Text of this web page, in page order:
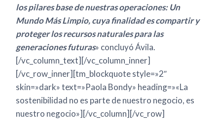
los pilares base de nuestras operaciones: Un
Mundo Más Limpio, cuya finalidad es compartir y
proteger los recursos naturales para las
generaciones futuras» concluyó Ávila.
[/vc_column_text][/vc_column_inner]
[/vc_row_inner][tm_blockquote style=»2″
skin=»dark» text=»Paola Bondy» heading=»«La
sostenibilidad no es parte de nuestro negocio, es
nuestro negocio»][/vc_column][/vc_row]